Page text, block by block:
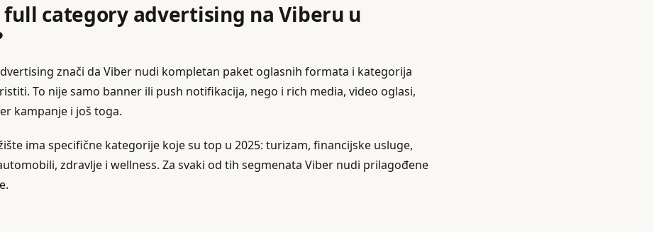
full category advertising na Viberu u
znači da Viber nudi kompletan paket oglasnih formata i kategorija
To nije samo banner ili push notifikacija, nego i rich media, video oglasi,
kampanje i još toga.
ima specifične kategorije koje su top u 2025: turizam, financijske usluge,
zdravlje i wellness. Za svaki od tih segmenata Viber nudi prilagođene